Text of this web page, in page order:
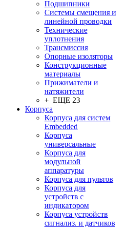
Подшипники
Системы смещения и
линейной проводки
Технические
уплотнения
Трансмиссия
Опорные изоляторы
Конструкционные
материалы
Прижиматели и
натяжители
+ ЕЩЕ 23
Корпуса
Корпуса для систем
Embedded
Корпуса
универсальные
Корпуса для
модульной
аппаратуры
Корпуса для пультов
Корпуса для
устройств с
индикатором
Корпуса устройств
сигнализ. и датчиков